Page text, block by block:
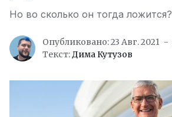
Но во сколько он тогда ложится?
Опубликовано: 23 Авг. 2021
Текст:Дима Кутузов